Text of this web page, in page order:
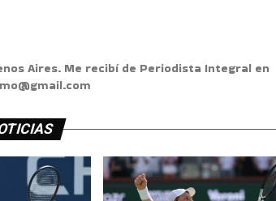
Aires. Me recibí de Periodista Integral en